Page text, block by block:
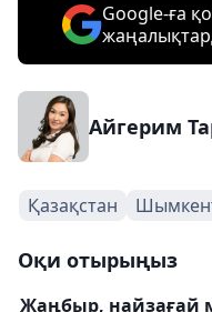
Google-ға
Айгерим
Қазақстан
Оқи отырыңыз
Жаңбыр, найзағай